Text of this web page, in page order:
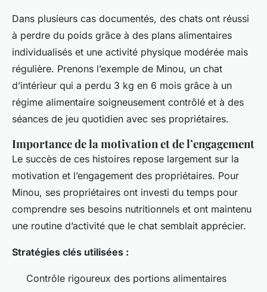
Dans plusieurs cas documentés, des chats ont réussi
à perdre du poids grâce à des plans alimentaires
individualisés et une activité physique modérée mais
régulière. Prenons l’exemple de Minou, un chat
d’intérieur qui a perdu 3 kg en 6 mois grâce à un
régime alimentaire soigneusement contrôlé et à des
séances de jeu quotidien avec ses propriétaires.
Importance de la motivation et de l’engagement
Le succès de ces histoires repose largement sur la
motivation et l’engagement des propriétaires. Pour
Minou, ses propriétaires ont investi du temps pour
comprendre ses besoins nutritionnels et ont maintenu
une routine d’activité que le chat semblait apprécier.
Stratégies clés utilisées :
Contrôle rigoureux des portions alimentaires